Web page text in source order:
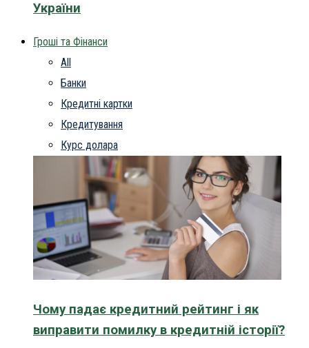
України
Гроші та Фінанси
All
Банки
Кредитні картки
Кредитування
Курс долара
Чому падає кредитний рейтинг і як
виправити помилку в кредитній історії?